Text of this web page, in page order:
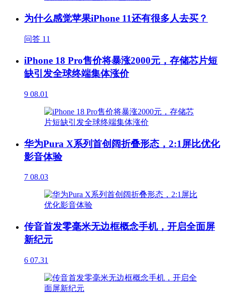
为什么感觉苹果iPhone 11还有很多人去买？
问答 11
iPhone 18 Pro售价将暴涨2000元，存储芯片短
缺引发全球终端集体涨价
9 08.01
华为Pura X系列首创阔折叠形态，2:1屏比优化
影音体验
7 08.03
传音首发零毫米无边框概念手机，开启全面屏
新纪元
6 07.31